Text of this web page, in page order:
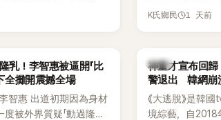
不僅坦言已經整整5年沒
Chicago》主舞
遭部分網友質疑
不留情給出負評
一場豪華KTV」。
K氏鄉民 1 天前
乳！李智惠被逼開「比
全攤開震撼全場
智惠 出道初期因為身材
被外界質疑「動過隆乳
韓星
神童才宣布回歸
警退出 韓網崩
《大逃脫》是韓
境綜藝，自2018